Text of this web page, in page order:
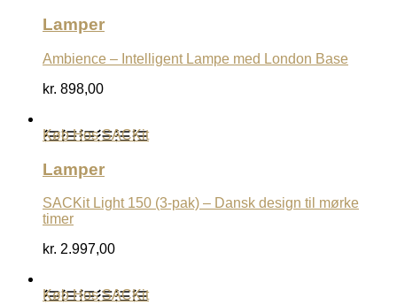
Lamper
Ambience – Intelligent Lampe med London Base
kr. 898,00
Køb Hos SACKit
Lamper
SACKit Light 150 (3-pak) – Dansk design til mørke
timer
kr. 2.997,00
Køb Hos SACKit